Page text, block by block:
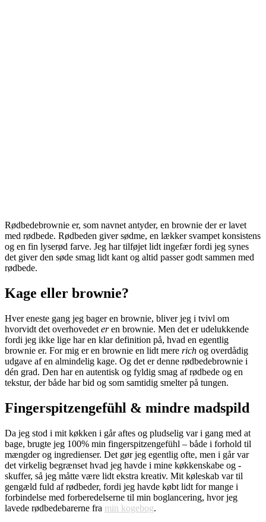
Rødbedebrownie er, som navnet antyder, en brownie der er lavet
med rødbede. Rødbeden giver sødme, en lækker svampet konsistens
og en fin lyserød farve. Jeg har tilføjet lidt ingefær fordi jeg synes
det giver den søde smag lidt kant og altid passer godt sammen med
rødbede.
Kage eller brownie?
Hver eneste gang jeg bager en brownie, bliver jeg i tvivl om
hvorvidt det overhovedet eren brownie. Men det er udelukkende
fordi jeg ikke lige har en klar definition på, hvad en egentlig
brownie er. For mig er en brownie en lidt mere rich og overdådig
udgave af en almindelig kage. Og det er denne rødbedebrownie i
dén grad. Den har en autentisk og fyldig smag af rødbede og en
tekstur, der både har bid og som samtidig smelter på tungen.
Fingerspitzengefühl & mindre madspild
Da jeg stod i mit køkken i går aftes og pludselig var i gang med at
bage, brugte jeg 100% min fingerspitzengefühl – både i forhold til
mængder og ingredienser. Det gør jeg egentlig ofte, men i går var
det virkelig begrænset hvad jeg havde i mine køkkenskabe og -
skuffer, så jeg måtte være lidt ekstra kreativ. Mit køleskab var til
gengæld fuld af rødbeder, fordi jeg havde købt lidt for mange i
forbindelse med forberedelserne til min boglancering, hvor jeg
lavede rødbedebarerne fra min kogebog.